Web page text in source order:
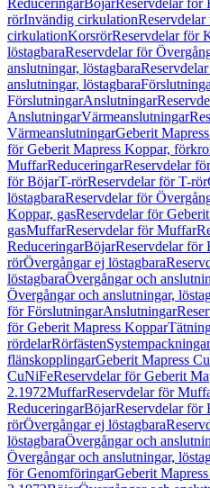
ReduceringarBöjarReservdelar för
rörInvändig cirkulation
cirkulationKorsrörReservdelar för
löstagbaraReservdelar för
anslutningar, löstagbara
anslutningar, löstagbara
FörslutningarAnslutningar
AnslutningarVärmeanslutningar
VärmeanslutningarGeberit
för Geberit Mapress Koppar,
MuffarReduceringarReservdelar
för BöjarT-rörReservdelar för T-rör
löstagbaraReservdelar för
Koppar, gasReservdelar för
gasMuffarReservdelar för Muffar
ReduceringarBöjarReservdelar för
rörÖvergångar ej löstagbara
löstagbaraÖvergångar och
Övergångar och anslutningar,
för FörslutningarAnslutningar
för Geberit Mapress Koppar
rördelarRörfästenSystempackningar
flänskopplingarGeberit Mapress
CuNiFeReservdelar för Geberit
2.1972MuffarReservdelar för
ReduceringarBöjarReservdelar för
rörÖvergångar ej löstagbara
löstagbaraÖvergångar och
Övergångar och anslutningar,
för GenomföringarGeberit